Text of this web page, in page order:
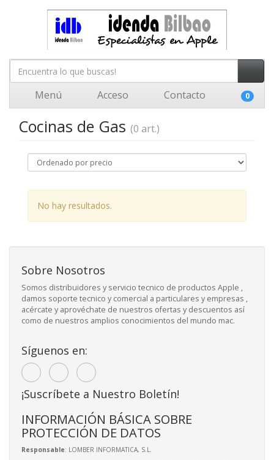
Menú Acceso Contacto 0
Cocinas de Gas (0 art.)
No hay resultados.
Sobre Nosotros
Somos distribuidores y servicio tecnico de productos Apple ,
damos soporte tecnico y comercial a particulares y empresas ,
acércate y aprovéchate de nuestros ofertas y descuentos así
como de nuestros amplios conocimientos del mundo mac.
Síguenos en:
¡Suscríbete a Nuestro Boletín!
INFORMACIÓN BÁSICA SOBRE
PROTECCIÓN DE DATOS
Responsable: LOMBER INFORMATICA, S.L.